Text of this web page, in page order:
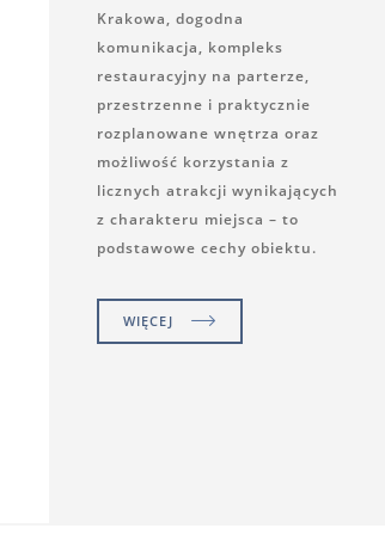
Krakowa, dogodna
komunikacja, kompleks
restauracyjny na parterze,
przestrzenne i praktycznie
rozplanowane wnętrza oraz
możliwość korzystania z
licznych atrakcji wynikających
z charakteru miejsca – to
podstawowe cechy obiektu.
WIĘCEJ